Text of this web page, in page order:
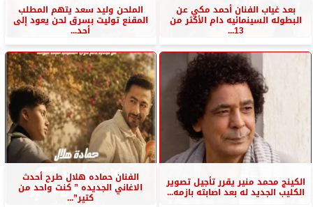
بعد غياب الفنان أحمد مكي عن
البطوله السينمائيه دام الأكثر من
13...
الملحن وليد سعد يتهم المطلب
المقنع توليت بسرق لحن يعود إلى
أحد...
الكينج محمد منير يقرر تأجيل تصوير
الكليب الجديد له بعد اصابته بازمه...
الفنان حماده هلال طرح أحدث
الاغاني الجديده ” كنت واحد من
كتير”...